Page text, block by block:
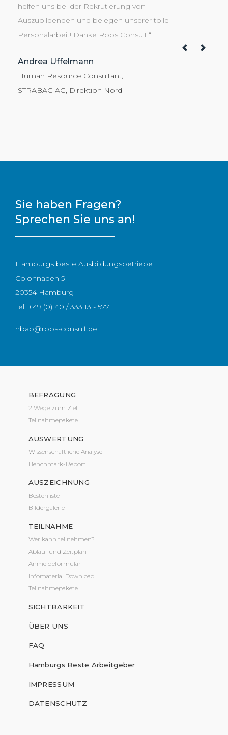
helfen uns bei der Rekrutierung von
Auszubildenden und belegen unserer tolle
Personalarbeit! Danke Roos Consult!“
Andrea Uffelmann
Human Resource Consultant
STRABAG AG, Direktion Nord
Sie haben Fragen?
Sprechen Sie uns an!
Hamburgs beste Ausbildungsbetriebe
Colonnaden 5
20354 Hamburg
Tel. +49 (0) 40 / 333 13 - 577
hbab@roos-consult.de
BEFRAGUNG
2 Wege zum Ziel
Teilnahmepakete
AUSWERTUNG
Wissenschaftliche Analyse
Benchmark-Report
AUSZEICHNUNG
Bestenliste
Bildergalerie
TEILNAHME
Wer kann teilnehmen?
Ablauf und Zeitplan
Anmeldeformular
Infomaterial Download
Teilnahmepakete
SICHTBARKEIT
ÜBER UNS
FAQ
Hamburgs Beste Arbeitgeber
IMPRESSUM
DATENSCHUTZ